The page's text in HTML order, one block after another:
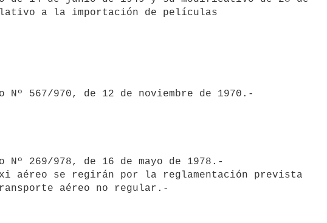
a la importación de películas
aéreo se regirán por la reglamentación prevista